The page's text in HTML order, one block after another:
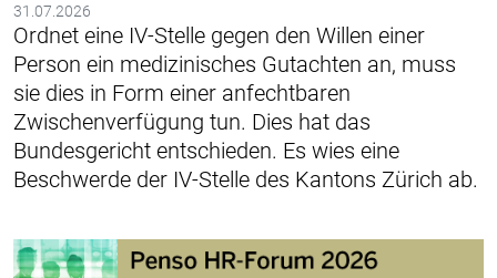
31.07.2026
Ordnet eine IV-Stelle gegen den Willen einer
Person ein medizinisches Gutachten an, muss
sie dies in Form einer anfechtbaren
Zwischenverfügung tun. Dies hat das
Bundesgericht entschieden. Es wies eine
Beschwerde der IV-Stelle des Kantons Zürich ab.